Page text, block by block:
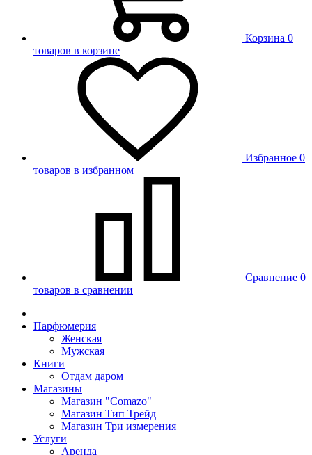
Корзина 0
товаров в корзине
Избранное 0
товаров в избранном
Сравнение 0
товаров в сравнении
Парфюмерия
Женская
Мужская
Книги
Отдам даром
Магазины
Магазин "Comazo"
Магазин Тип Трейд
Магазин Три измерения
Услуги
Аренда